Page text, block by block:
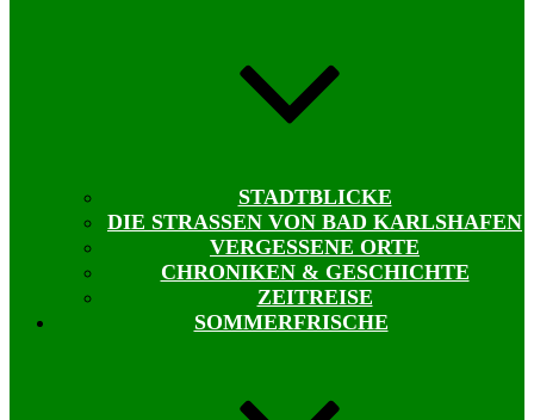
STADTBLICKE
DIE STRASSEN VON BAD KARLSHAFEN
VERGESSENE ORTE
CHRONIKEN & GESCHICHTE
ZEITREISE
SOMMERFRISCHE